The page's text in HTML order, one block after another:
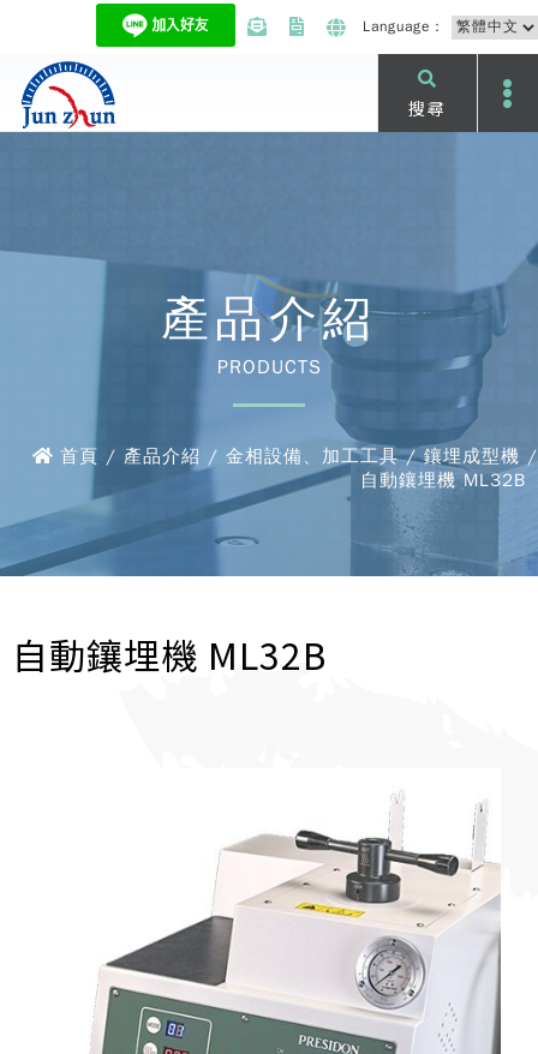
Language：
搜尋
產品介紹
PRODUCTS
首頁 / 產品介紹 / 金相設備、加工工具 / 鑲埋成型機 /
自動鑲埋機 ML32B
自動鑲埋機 ML32B